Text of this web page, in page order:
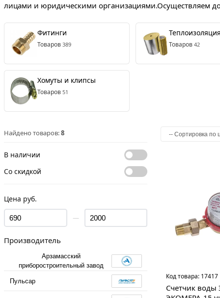
лицами и юридическими организациями.Осуществляем
Фитинги
Товаров 389 Товаров 42
Хомуты и клипсы
Товаров 51
Найдено товаров:8
В наличии
Со скидкой
Цена руб.
—
Производитель
Арзамасский
приборостроительный завод
Пульсар
Код товара: 17417
Счетчик